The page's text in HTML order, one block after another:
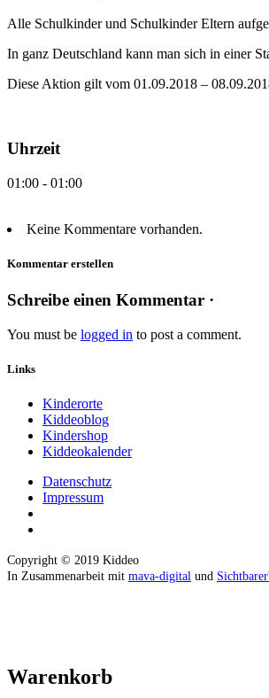
Alle Schulkinder und Schulkinder Eltern
In ganz Deutschland kann man sich in einer
Diese Aktion gilt vom 01.09.2018 –
Uhrzeit
01:00 - 01:00
Keine Kommentare vorhanden.
Kommentar erstellen
Schreibe einen Kommentar ·
You must be logged in to post a comment.
Links
Kinderorte
Kiddeoblog
Kindershop
Kiddeokalender
Datenschutz
Impressum
Copyright © 2019 Kiddeo
In Zusammenarbeit mit mava-digital und
Warenkorb